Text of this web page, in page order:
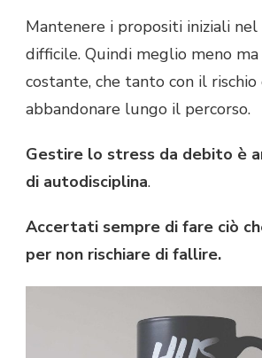
Mantenere i propositi iniziali
difficile. Quindi meglio meno
costante, che tanto con il rischio
abbandonare lungo il percorso.
Gestire lo stress da debito è
di autodisciplina.
Accertati sempre di fare ciò
per non rischiare di fallire.